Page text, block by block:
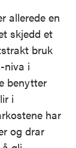
allerede en
skjedd et
bruk
niva i
benytter
i
har
og drar